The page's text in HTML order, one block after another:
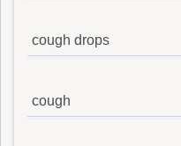
cough drops
cough